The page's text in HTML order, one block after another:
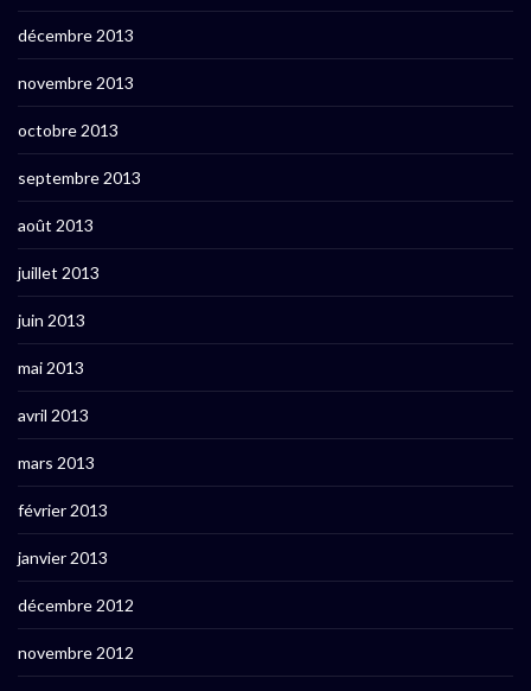
décembre 2013
novembre 2013
octobre 2013
septembre 2013
août 2013
juillet 2013
juin 2013
mai 2013
avril 2013
mars 2013
février 2013
janvier 2013
décembre 2012
novembre 2012